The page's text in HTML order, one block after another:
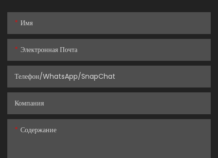
Имя
Электронная Почта
Телефон/WhatsApp/SnapChat
Компания
Содержание